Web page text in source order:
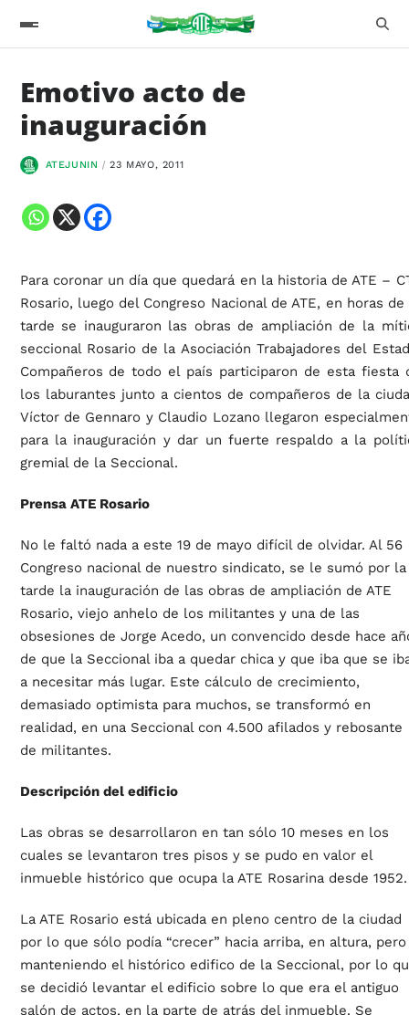
Emotivo acto de
inauguración
ATEJUNIN 23 MAYO, 2011
Para coronar un día que quedará en la historia de ATE –
Rosario, luego del Congreso Nacional de ATE, en horas de
tarde se inauguraron las obras de ampliación de la
seccional Rosario de la Asociación Trabajadores del
Compañeros de todo el país participaron de esta fiesta
los laburantes junto a cientos de compañeros de la
Víctor de Gennaro y Claudio Lozano llegaron
para la inauguración y dar un fuerte respaldo a la
gremial de la Seccional.
Prensa ATE Rosario
No le faltó nada a este 19 de mayo difícil de olvidar. Al 56
Congreso nacional de nuestro sindicato, se le sumó por la
tarde la inauguración de las obras de ampliación de ATE
Rosario, viejo anhelo de los militantes y una de las
obsesiones de Jorge Acedo, un convencido desde hace
de que la Seccional iba a quedar chica y que iba que se
a necesitar más lugar. Este cálculo de crecimiento,
demasiado optimista para muchos, se transformó en
realidad, en una Seccional con 4.500 afilados y rebosante
de militantes.
Descripción del edificio
Las obras se desarrollaron en tan sólo 10 meses en los
cuales se levantaron tres pisos y se pudo en valor el
inmueble histórico que ocupa la ATE Rosarina desde 1952.
La ATE Rosario está ubicada en pleno centro de la ciudad
por lo que sólo podía “crecer” hacia arriba, en altura, pero
manteniendo el histórico edifico de la Seccional, por lo
se decidió levantar el edificio sobre lo que era el antiguo
salón de actos, en la parte de atrás del inmueble. Se